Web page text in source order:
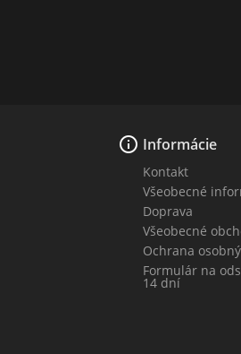
 Informácie
Kontakt
Všeobecné
Doprava
Všeobecné
Ochrana
Formulár na
14 dní